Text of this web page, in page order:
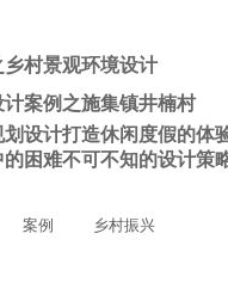
村景观环境设计
案例之施集镇井楠村
划设计打造休闲度假的体
困难不可不知的设计策
案例 乡村振兴